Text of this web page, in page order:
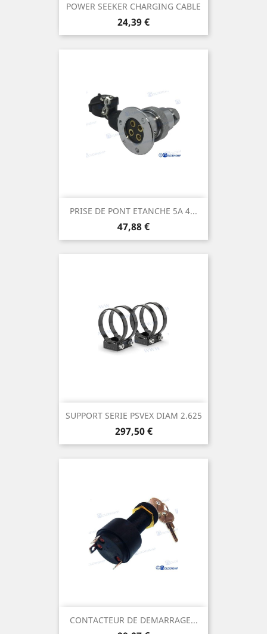
POWER SEEKER CHARGING CABLE
Prix
24,39 €
PRISE DE PONT ETANCHE 5A 4...
Prix
47,88 €
SUPPORT SERIE PSVEX DIAM 2.625
Prix
297,50 €
CONTACTEUR DE DEMARRAGE...